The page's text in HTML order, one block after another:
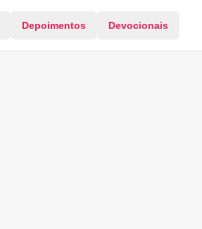
Depoimentos Devocionais